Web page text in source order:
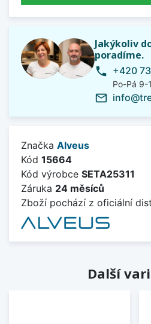
Jakýkoliv
poradíme.
phone +420
Po-Pá 9-
mail_outline
Značka Alveus
Kód 15664
Kód výrobce SETA25311
Záruka 24 měsíců
Zboží pochází z oficiální
Další